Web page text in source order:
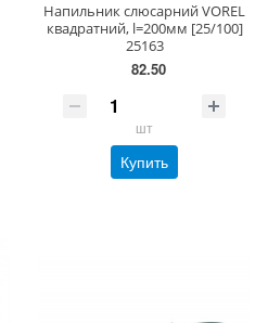
Напильник слюсарний VOREL
квадратний, l=200мм [25/100]
25163
82.50
шт
Купить